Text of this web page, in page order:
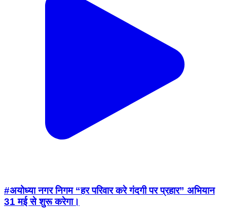
#अयोध्या नगर निगम “हर परिवार करे गंदगी पर प्रहार” अभियान
31 मई से शुरू करेगा।